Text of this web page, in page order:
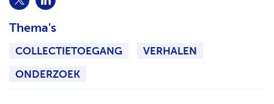
Thema's
COLLECTIETOEGANG
VERHALEN
ONDERZOEK